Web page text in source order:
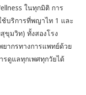
ในทุกมิติ การ
บริการที่พญาไท 1 และ
ขุมวิท) ทั้งสองโรง
ากรทางการแพทย์ด้วย
รดูแลทุกเพศทุกวัยได้